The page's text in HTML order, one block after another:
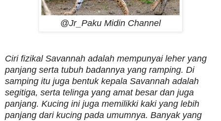
@Jr_Paku Midin Channel
Ciri fizikal Savannah adalah mempunyai leher yang
panjang serta tubuh badannya yang ramping. Di
samping itu juga bentuk kepala Savannah adalah
segitiga, serta telinga yang amat besar dan juga
panjang. Kucing ini juga memilikki kaki yang lebih
panjang dari kucing pada umumnya. Banyak yang